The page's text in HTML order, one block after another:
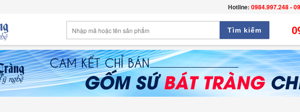
Hotline: 0984.997.248 -
Tìm kiếm